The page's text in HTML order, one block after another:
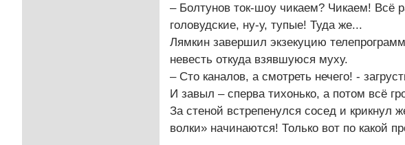
– Болтунов ток-шоу чикаем? Чикаем!
головудские, ну-у, тупые! Туда же...
Лямкин завершил экзекуцию
невесть откуда взявшуюся муху.
– Сто каналов, а смотреть нечего! -
И завыл – сперва тихонько, а потом всё
За стеной встрепенулся сосед и крикнул
волки» начинаются! Только вот по какой